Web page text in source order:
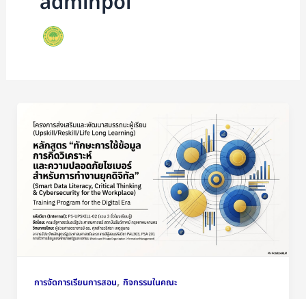
การจัดการเรียนการสอน, กิจกรรมในคณะ